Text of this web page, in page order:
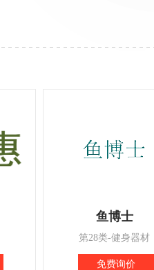
鱼博士
第28类-健身器材
免费询价